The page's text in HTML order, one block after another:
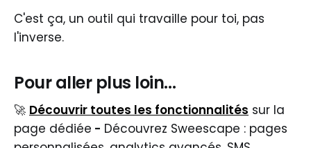
C'est ça, un outil qui travaille pour toi, pas
l'inverse.
Pour aller plus loin...
🚀 Découvrir toutes les fonctionnalités sur la
page dédiée - Découvrez Sweescape : pages